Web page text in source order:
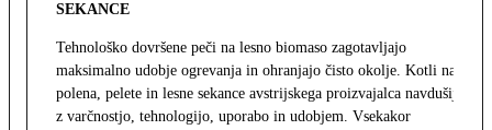
SEKANCE
Tehnološko dovršene peči na lesno biomaso zagotavljajo
maksimalno udobje ogrevanja in ohranjajo čisto okolje. Kotli na
polena, pelete in lesne sekance avstrijskega proizvajalca navdušijo
z varčnostjo, tehnologijo, uporabo in udobjem. Vsekakor